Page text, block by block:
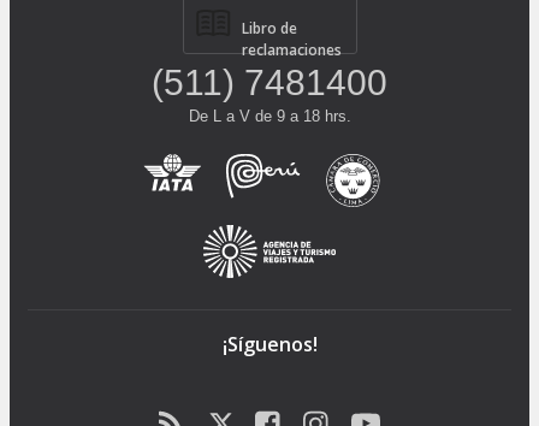
Libro de
reclamaciones
(511) 7481400
De L a V de 9 a 18 hrs.
¡Síguenos!